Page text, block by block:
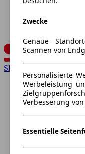
SEAT
Zwecke
Genaue
Scannen von
Personalisierte
Werbeleistung
Verbesserung
Essentielle